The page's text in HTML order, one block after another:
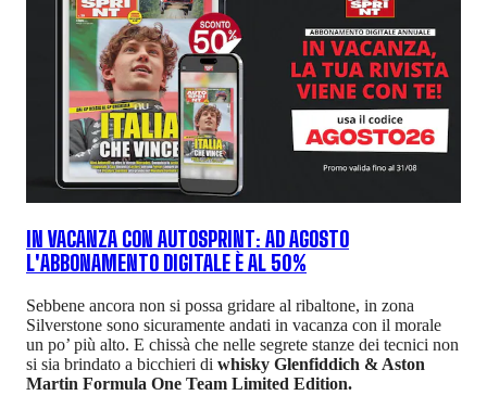
IN VACANZA CON AUTOSPRINT: AD AGOSTO
L'ABBONAMENTO DIGITALE È AL 50%
Sebbene ancora non si possa gridare al ribaltone, in zona
Silverstone sono sicuramente andati in vacanza con il morale
un po’ più alto. E chissà che nelle segrete stanze dei tecnici non
si sia brindato a bicchieri di whisky Glenfiddich & Aston
Martin Formula One Team Limited Edition.